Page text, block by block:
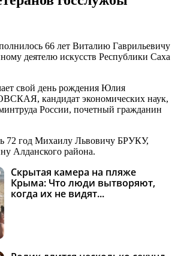
66 лет Виталию Гаврильевичу
деятелю искусств Республики Саха
свой день рождения Юлия
кандидат экономических наук,
России, почетный гражданин
72 год Михаилу Львовичу БРУКУ,
Алданского района.
Скрытая камера на пляже
Крыма: Что люди вытворяют,
когда их не видят...